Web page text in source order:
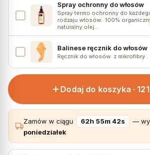
Spray ochronny do włosów
Spray termo ochronny do
rodzaju włosów. 100%
naturalny olej…
Balinese ręcznik do włosów
Ręcznik do włosów z mikrofibry .
Dodaj do koszyka ·
Zamów w ciągu 62h 55m 42s —
poniedziałek